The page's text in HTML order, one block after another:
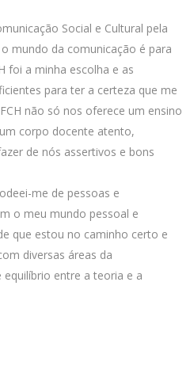
Social e Cultural pela
mundo da comunicação é para
foi a minha escolha e as
para ter a certeza que me
não só nos oferece um ensino
corpo docente atento,
de nós assertivos e bons
me de pessoas e
o meu mundo pessoal e
que estou no caminho certo e
diversas áreas da
entre a teoria e a